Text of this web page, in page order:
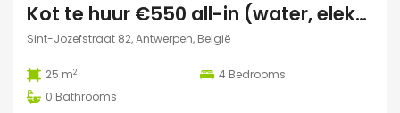
Kot te huur €550 all-in (water, elektriciteit, wifi incl)
Sint-Jozefstraat 82, Antwerpen, België
25 m2 4 Bedrooms
0 Bathrooms